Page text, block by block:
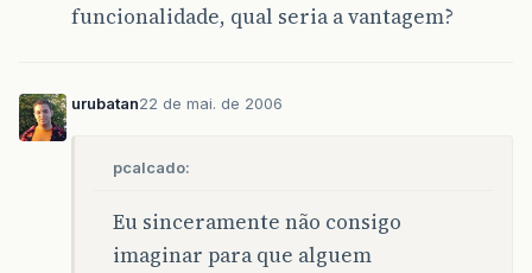
funcionalidade, qual seria a vantagem?
urubatan22 de mai. de 2006
pcalcado:
Eu sinceramente não consigo
imaginar para que alguem